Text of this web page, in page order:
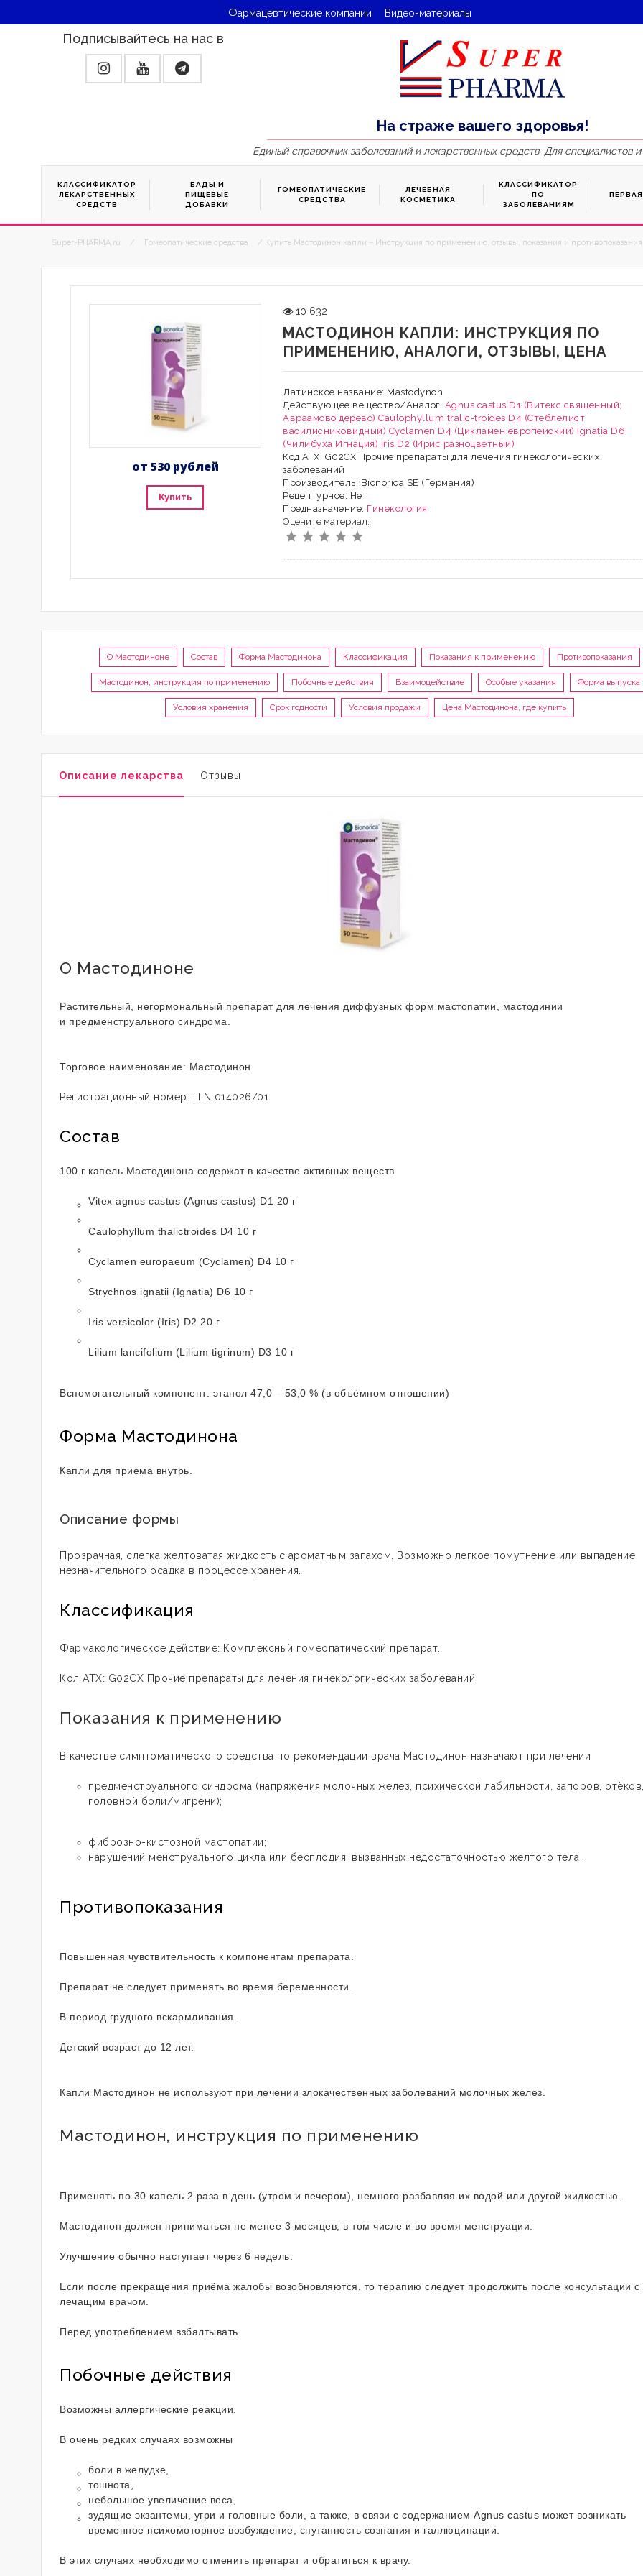
Фармацевтические компании Видео-материалы
Подписывайтесь на нас в
На страже вашего здоровья!
Единый справочник заболеваний и лекарственных средств. Для специалистов
КЛАССИФИКАТОР
ЛЕКАРСТВЕННЫХ
СРЕДСТВ
БАДЫ И
ПИЩЕВЫЕ
ДОБАВКИ
ГОМЕОПАТИЧЕСКИЕ
СРЕДСТВА
ЛЕЧЕБНАЯ
КОСМЕТИКА
КЛАССИФИКАТОР
ПО
ЗАБОЛЕВАНИЯМ
Super-PHARMA.ru / Гомеопатические средства / Купить Мастодинон капли – Инструкция по применению, отзывы, показания и
от 530 рублей
Купить
10 632
МАСТОДИНОН КАПЛИ: ИНСТРУКЦИЯ ПО
ПРИМЕНЕНИЮ, АНАЛОГИ, ОТЗЫВЫ, ЦЕНА
Латинское название: Mastodynon
Действующее вещество/Аналог: Agnus castus D1 (Витекс священный;
Авраамово дерево) Caulophyllum tralic-troides D4 (Стеблелист
василисниковидный) Cyclamen D4 (Цикламен европейский) Ignatia D6
(Чилибуха Игнация) Iris D2 (Ирис разноцветный)
Код АТХ: G02CX Прочие препараты для лечения гинекологических
заболеваний
Производитель: Bionorica SE (Германия)
Рецептурное: Нет
Предназначение: Гинекология
Оцените материал:
О Мастодиноне Состав Форма Мастодинона Классификация Показания к применению Противопоказания
Мастодинон, инструкция по применению Побочные действия Взаимодействие Особые указания Форма выпуска
Условия хранения Срок годности Условия продажи Цена Мастодинона, где купить
Описание лекарства Отзывы
О Мастодиноне
Растительный, негормональный препарат для лечения диффузных форм мастопатии, мастодинии
и предменструального синдрома.
Торговое наименование: Мастодинон
Регистрационный номер: П N 014026/01
Состав
100 г капель Мастодинона содержат в качестве активных веществ
Vitex agnus castus (Agnus castus) D1 20 г
Caulophyllum thalictroides D4 10 г
Cyclamen europaeum (Cyclamen) D4 10 г
Strychnos ignatii (Ignatia) D6 10 г
Iris versicolor (Iris) D2 20 г
Lilium lancifolium (Lilium tigrinum) D3 10 г
Вспомогательный компонент: этанол 47,0 – 53,0 % (в объёмном отношении)
Форма Мастодинона
Капли для приема внутрь.
Описание формы
Прозрачная, слегка желтоватая жидкость с ароматным запахом. Возможно легкое помутнение или выпадение
незначительного осадка в процессе хранения.
Классификация
Фармакологическое действие: Комплексный гомеопатический препарат.
Кол АТХ: G02CX Прочие препараты для лечения гинекологических заболеваний
Показания к применению
В качестве симптоматического средства по рекомендации врача Мастодинон назначают при лечении
предменструального синдрома (напряжения молочных желез, психической лабильности, запоров,
головной боли/мигрени);
фиброзно-кистозной мастопатии;
нарушений менструального цикла или бесплодия, вызванных недостаточностью желтого тела.
Противопоказания
Повышенная чувствительность к компонентам препарата.
Препарат не следует применять во время беременности.
В период грудного вскармливания.
Детский возраст до 12 лет.
Капли Мастодинон не используют при лечении злокачественных заболеваний молочных желез.
Мастодинон, инструкция по применению
Применять по 30 капель 2 раза в день (утром и вечером), немного разбавляя их водой или другой жидкостью.
Мастодинон должен приниматься не менее 3 месяцев, в том числе и во время менструации.
Улучшение обычно наступает через 6 недель.
Если после прекращения приёма жалобы возобновляются, то терапию следует продолжить после консультации с
лечащим врачом.
Перед употреблением взбалтывать.
Побочные действия
Возможны аллергические реакции.
В очень редких случаях возможны
боли в желудке,
тошнота,
небольшое увеличение веса,
зудящие экзантемы, угри и головные боли, а также, в связи с содержанием Agnus castus может возникать
временное психомоторное возбуждение, спутанность сознания и галлюцинации.
В этих случаях необходимо отменить препарат и обратиться к врачу.